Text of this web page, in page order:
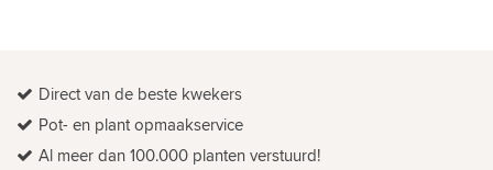
Direct van de beste kwekers
Pot- en plant opmaakservice
Al meer dan 100.000 planten verstuurd!